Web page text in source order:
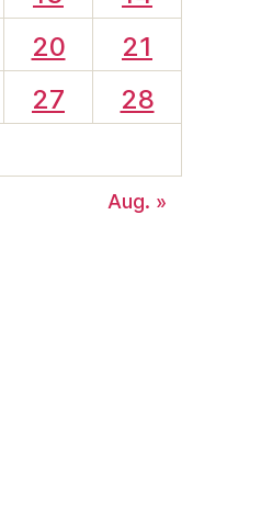
20
21
27
28
Aug. »